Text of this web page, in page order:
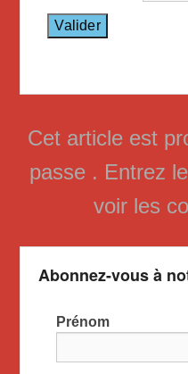
Cet article est
passe . Entrez
voir les
Abonnez-vous à
Prénom